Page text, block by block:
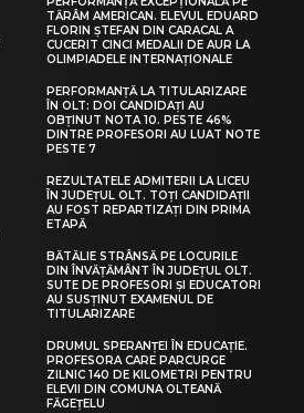
TĂRÂM AMERICAN. ELEVUL EDUARD
FLORIN ȘTEFAN DIN CARACAL A
CUCERIT CINCI MEDALII DE AUR LA
OLIMPIADELE INTERNAȚIONALE
PERFORMANȚĂ LA TITULARIZARE
ÎN OLT: DOI CANDIDAȚI AU
OBȚINUT NOTA 10. PESTE 46%
DINTRE PROFESORI AU LUAT NOTE
PESTE 7
REZULTATELE ADMITERII LA LICEU
ÎN JUDEȚUL OLT. TOȚI CANDIDAȚII
AU FOST REPARTIZAȚI DIN PRIMA
ETAPĂ
BĂTĂLIE STRÂNSĂ PE LOCURILE
DIN ÎNVĂȚĂMÂNT ÎN JUDEȚUL OLT.
SUTE DE PROFESORI ȘI EDUCATORI
AU SUSȚINUT EXAMENUL DE
TITULARIZARE
DRUMUL SPERANȚEI ÎN EDUCAȚIE.
PROFESORA CARE PARCURGE
ZILNIC 140 DE KILOMETRI PENTRU
ELEVII DIN COMUNA OLTEANĂ
FĂGEȚELU